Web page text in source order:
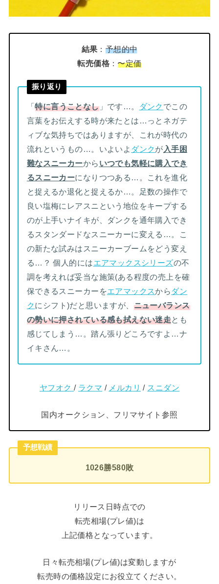
結果 ： 予想的中
転売価格： 〜定価
振り返り
「特に言うことなし」です…。 ダンク でこの
言葉をお伝えする時が来たとは…っとネガテ
ィブな気持ちではありますが、これが時代の
流れというもの…。いよいよ ダンクが 入手困
難なスニーカーから いつでも気軽に購入でき
るスニーカーになりつつある…。これを進化
と捉えるか退化と捉えるか…。足数の操作で
良い塩梅にレアスニという地位をキープする
のが上手いナイキが、ダンクを通年購入でき
るスタンダードなスニーカーに変える…。こ
の新たな試みはスニーカーブームをどう変え
る…？ 個人的にはエアマックスシリーズの不
調を考えれば妥当な施策(ある程度の売上を確
保できるスニーカーをエアマックスから ダン
クにシフト)だと思いますが、 ニューバランス
の勢いに押されている感も拭えない迷走とも
感じてしまう…。踏ん張りどころですよ…ナ
イキさん…。
ヤフオク / ラクマ / メルカ リ / スニダン
国内オークション、フリマサイト参照
予想戦績
1026勝580敗
リリース日時点での
転売相場(プレ値)は
上記価格となっています。
日々転売相場(プレ値)は変動しますが
転売時の価格設定にお役立てください。